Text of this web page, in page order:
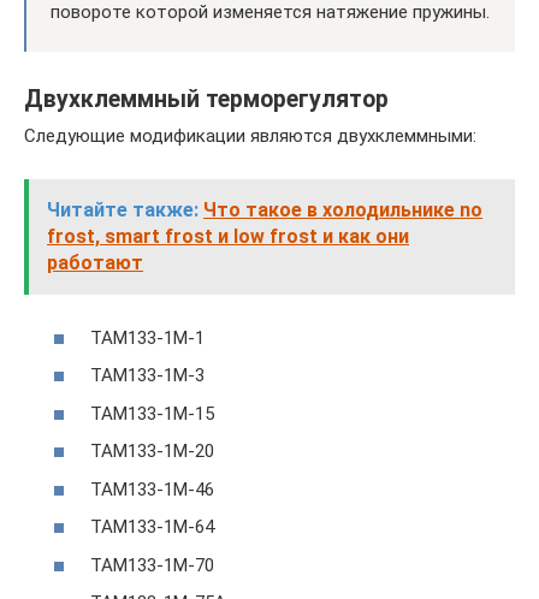
повороте которой изменяется натяжение пружины.
Двухклеммный терморегулятор
Следующие модификации являются двухклеммными:
Читайте также: Что такое в холодильнике no
frost, smart frost и low frost и как они
работают
ТАМ133-1М-1
ТАМ133-1М-3
ТАМ133-1М-15
ТАМ133-1М-20
ТАМ133-1М-46
ТАМ133-1М-64
ТАМ133-1М-70